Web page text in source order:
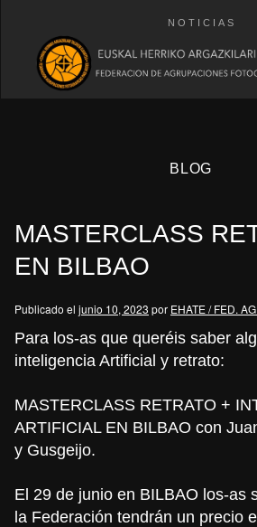
NOTICIAS
BLOG
MASTERCLASS
EN BILBAO
Publicado el junio 10, 2023 por EHATE / FED.
Para los-as que queréis saber
inteligencia Artificial y retrato:
MASTERCLASS RETRATO +
ARTIFICIAL EN BILBAO con
y Gusgeijo.
El 29 de junio en BILBAO los-as
la Federación tendrán un precio